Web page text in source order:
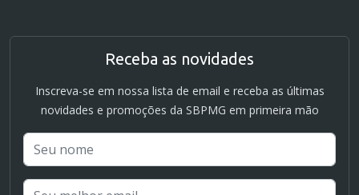
Receba as novidades
Inscreva-se em nossa lista de email e receba as últimas
novidades e promoções da SBPMG em primeira mão